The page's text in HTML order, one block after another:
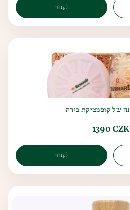
לקנות
של קוסמטיקת בירה
1390 CZK
לקנות